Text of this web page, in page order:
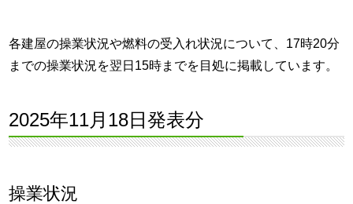
各建屋の操業状況や燃料の受入れ状況について、17時20分
までの操業状況を翌日15時までを目処に掲載しています。
2025年11月18日発表分
操業状況